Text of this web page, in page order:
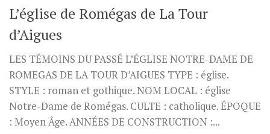
L’église de Romégas de La Tour
d’Aigues
LES TÉMOINS DU PASSÉ L’ÉGLISE NOTRE-DAME DE
ROMEGAS DE LA TOUR D’AIGUES TYPE : église.
STYLE : roman et gothique. NOM LOCAL : église
Notre-Dame de Romégas. CULTE : catholique. ÉPOQUE
: Moyen Âge. ANNÉES DE CONSTRUCTION :...